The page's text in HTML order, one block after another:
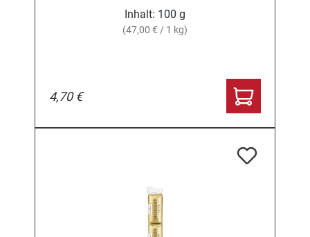
Inhalt: 100 g
(47,00 € / 1 kg)
4,70 €